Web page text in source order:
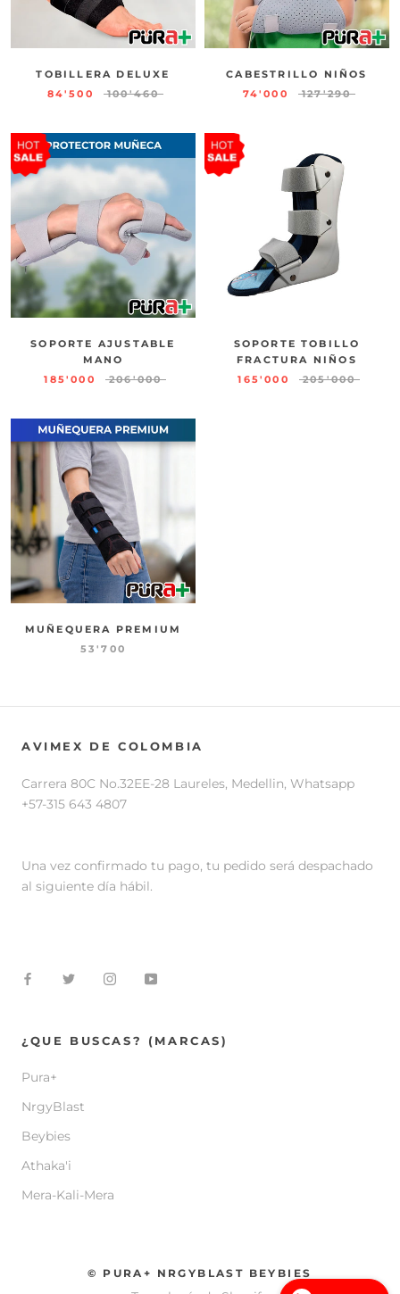
TOBILLERA DELUXE
84'500
100'460
CABESTRILLO NIÑOS
74'000
127'290
SOPORTE AJUSTABLE
MANO
185'000
206'000
SOPORTE TOBILLO
FRACTURA NIÑOS
165'000
205'000
MUÑEQUERA PREMIUM
53'700
AVIMEX DE COLOMBIA
Carrera 80C No.32EE-28 Laureles, Medellin, Whatsapp
+57-315 643 4807
Una vez confirmado tu pago, tu pedido será despachado
al siguiente día hábil.
¿QUE BUSCAS? (MARCAS)
Pura+
NrgyBlast
Beybies
Athaka'i
Mera-Kali-Mera
© PURA+ NRGYBLAST BEYBIES